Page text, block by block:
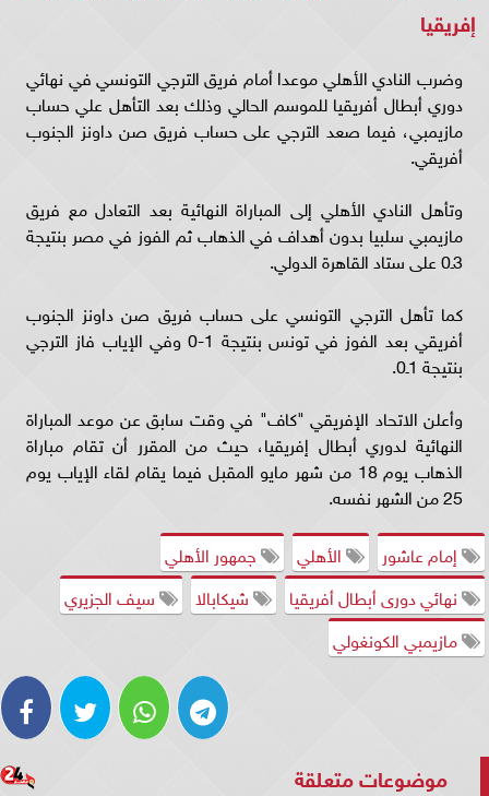
إفريقيا
وضرب النادي الأهلي موعدا أمام فريق الترجي التونسي في نهائي
دوري أبطال أفريقيا للموسم الحالي وذلك بعد التأهل علي حساب
مازيمبي، فيما صعد الترجي على حساب فريق صن داونز الجنوب
أفريقي.
وتأهل النادي الأهلي إلى المباراة النهائية بعد التعادل مع فريق
مازيمبي سلبيا بدون أهداف في الذهاب ثم الفوز في مصر بنتيجة
3ـ0 على ستاد القاهرة الدولي.
كما تأهل الترجي التونسي على حساب فريق صن داونز الجنوب
أفريقي بعد الفوز في تونس بنتيجة 1-0 وفي الإياب فاز الترجي
بنتيجة 1ـ0.
وأعلن الاتحاد الإفريقي "كاف" في وقت سابق عن موعد المباراة
النهائية لدوري أبطال إفريقيا، حيث من المقرر أن تقام مباراة
الذهاب يوم 18 من شهر مايو المقبل فيما يقام لقاء الإياب يوم
25 من الشهر نفسه.
إمام عاشور
الأهلي
جمهور الأهلي
نهائي دورى أبطال أفريقيا
شيكابالا
سيف الجزيري
مازيمبي الكونغولي
موضوعات متعلقة